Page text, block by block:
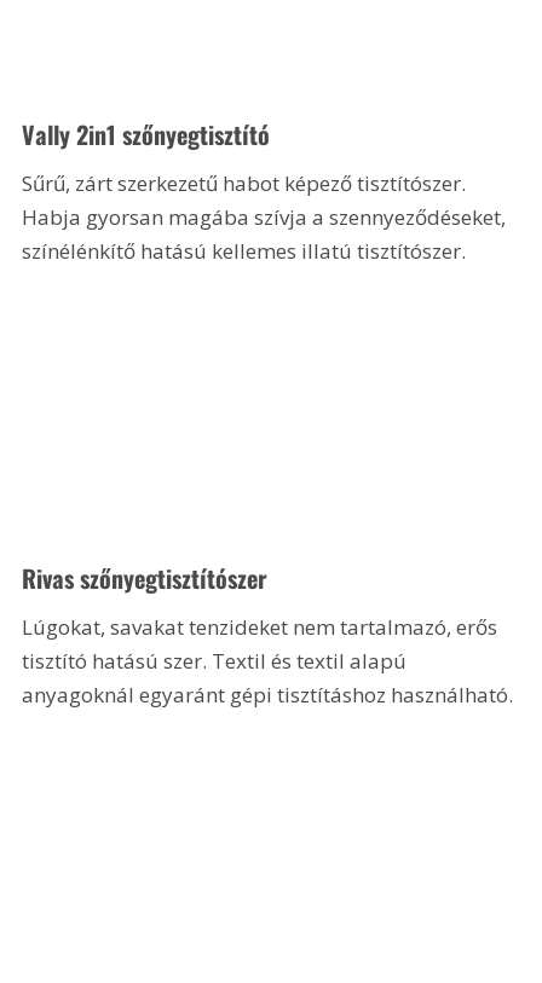
Vally 2in1 szőnyegtisztító
Sűrű, zárt szerkezetű habot képező tisztítószer.
Habja gyorsan magába szívja a szennyeződéseket,
színélénkítő hatású kellemes illatú tisztítószer.
Rivas szőnyegtisztítószer
Lúgokat, savakat tenzideket nem tartalmazó, erős
tisztító hatású szer. Textil és textil alapú
anyagoknál egyaránt gépi tisztításhoz használható.